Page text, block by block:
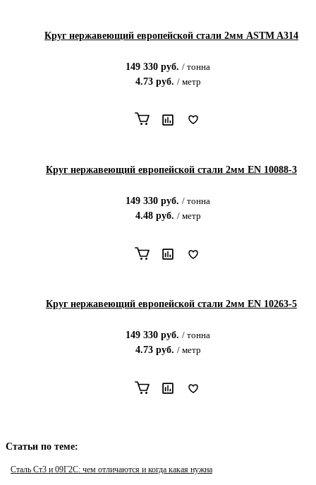
Круг нержавеющий европейской стали 2мм ASTM A314
149 330 руб. / тонна
4.73руб. / метр
Круг нержавеющий европейской стали 2мм EN 10088-3
149 330 руб. / тонна
4.48руб. / метр
Круг нержавеющий европейской стали 2мм EN 10263-5
149 330 руб. / тонна
4.73руб. / метр
Статьи по теме:
Сталь Ст3 и 09Г2С: чем отличаются и когда какая нужна